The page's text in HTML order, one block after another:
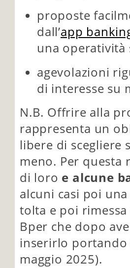
proposte
dall’app
una operatività
agevolazioni
di interesse su
N.B. Offrire alla
rappresenta un
libere di scegliere
meno. Per
di loro e alcune
alcuni casi poi
tolta e poi
Bper che dopo
inserirlo portando
maggio 2025).